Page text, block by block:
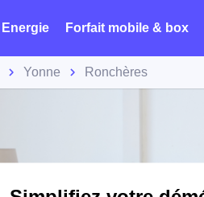
Energie Forfait mobile & box
Yonne Ronchères